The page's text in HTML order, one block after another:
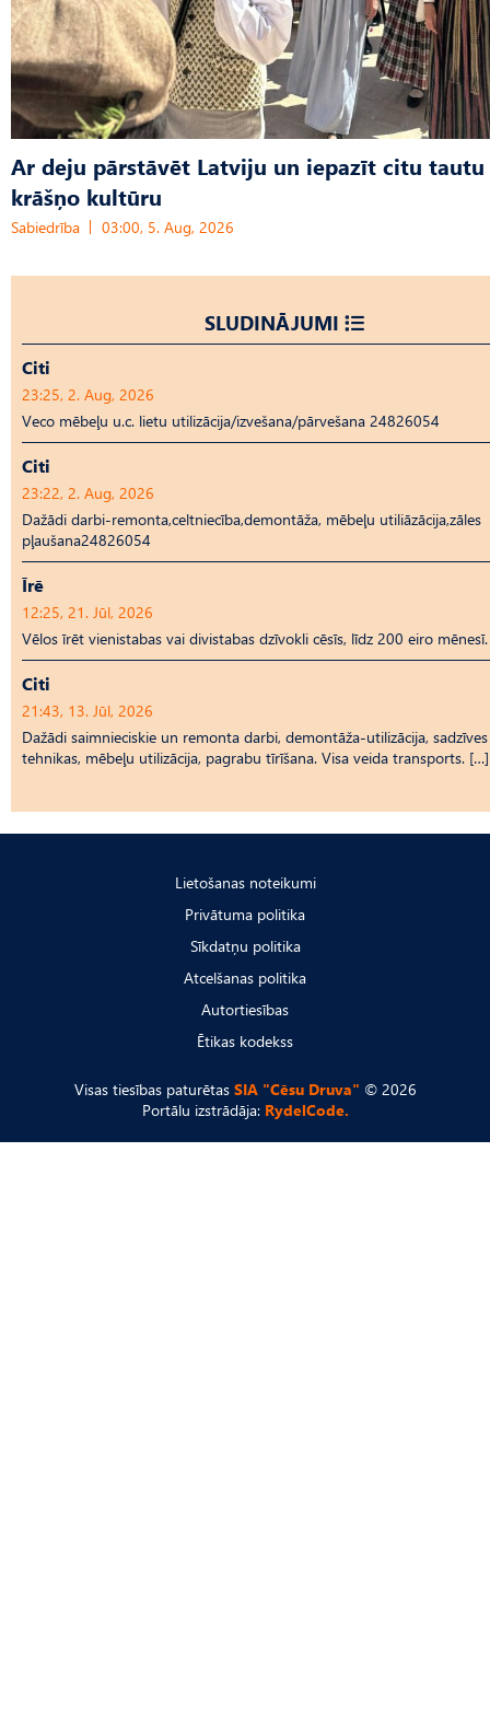
Ar deju pārstāvēt Latviju un iepazīt citu tautu
krāšņo kultūru
Sabiedrība 03:00, 5. Aug, 2026
SLUDINĀJUMI
Citi
23:25, 2. Aug, 2026
Veco mēbeļu u.c. lietu utilizācija/izvešana/pārvešana 24826054
Citi
23:22, 2. Aug, 2026
Dažādi darbi-remonta,celtniecība,demontāža, mēbeļu utiliāzācija,zāles
pļaušana24826054
Īrē
12:25, 21. Jūl, 2026
Vēlos īrēt vienistabas vai divistabas dzīvokli cēsīs, līdz 200 eiro mēnesī.
Citi
21:43, 13. Jūl, 2026
Dažādi saimnieciskie un remonta darbi, demontāža-utilizācija, sadzīves
tehnikas, mēbeļu utilizācija, pagrabu tīrīšana. Visa veida transports. […]
Lietošanas noteikumi
Privātuma politika
Sīkdatņu politika
Atcelšanas politika
Autortiesības
Ētikas kodekss
Visas tiesības paturētas SIA "Cēsu Druva" © 2026
Portālu izstrādāja: RydelCode.